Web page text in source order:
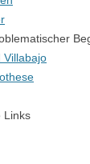
Villabajo
Links